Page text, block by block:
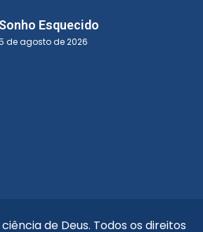
Sonho Esquecido
de agosto de 2026
de Deus. Todos os direitos